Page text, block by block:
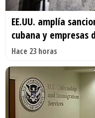
EE.UU. amplía
cubana y empresas
Hace 23 horas